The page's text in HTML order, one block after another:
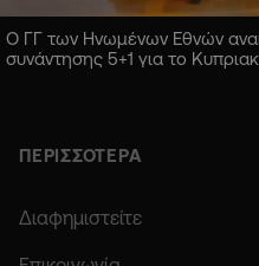
Ο ΓΓ των Ηνωμένων Εθνών
συνάντησης 5+1 για το
ΠΕΡΙΣΣΟΤΕΡΑ
Διαφημιστείτε